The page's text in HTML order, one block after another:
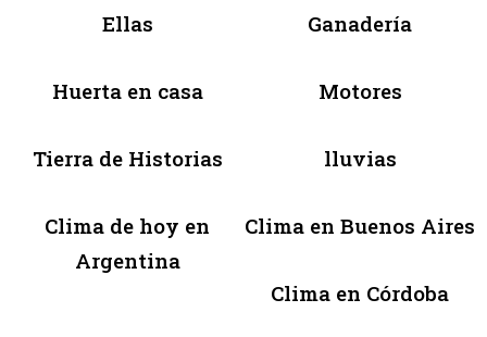
Ellas Ganadería
Huerta en casa Motores
Tierra de Historias lluvias
Clima de hoy en
Argentina
Clima en Buenos Aires
Clima en Córdoba